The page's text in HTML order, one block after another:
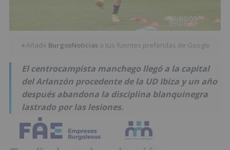
★Añade BurgosNoticias a tus fuentes preferidas de Google
El centrocampista manchego llegó a la capital
del Arlanzón procedente de la UD Ibiza y un año
después abandona la disciplina blanquinegra
lastrado por las lesiones.